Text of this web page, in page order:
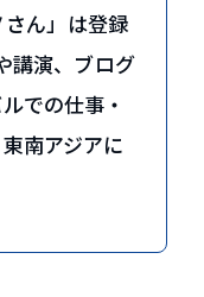
ん」は登録
講演、ブログ
での仕事・
南アジアに